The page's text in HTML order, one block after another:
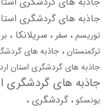
جاذبه های گردشگری
توریسم سفر سریلانکا
ترکمنستان جاذبه های
جاذبه های گردشگری استان
جاذبه های گردشگری
یونسکو گردشگری